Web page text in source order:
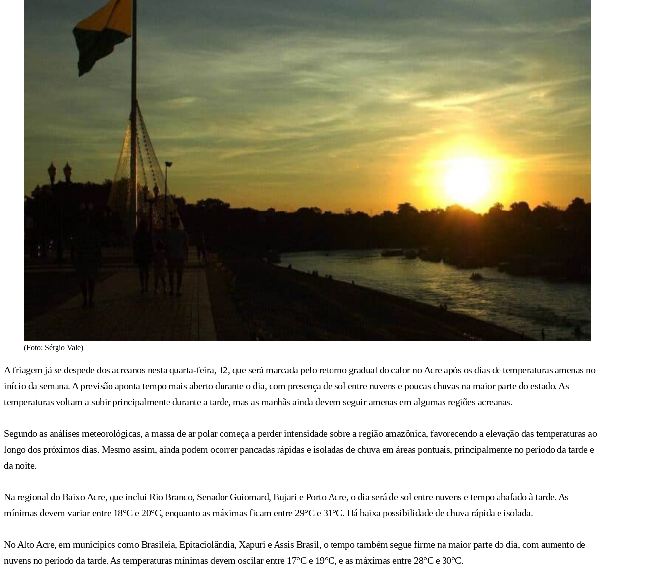
(Foto: Sérgio Vale)
A friagem já se despede dos acreanos nesta quarta-feira, 12, que será marcada pelo retorno gradual do calor no Acre após os dias de temperaturas amenas no
início da semana. A previsão aponta tempo mais aberto durante o dia, com presença de sol entre nuvens e poucas chuvas na maior parte do estado. As
temperaturas voltam a subir principalmente durante a tarde, mas as manhãs ainda devem seguir amenas em algumas regiões acreanas.
Segundo as análises meteorológicas, a massa de ar polar começa a perder intensidade sobre a região amazônica, favorecendo a elevação das temperaturas ao
longo dos próximos dias. Mesmo assim, ainda podem ocorrer pancadas rápidas e isoladas de chuva em áreas pontuais, principalmente no período da tarde e
da noite.
Na regional do Baixo Acre, que inclui Rio Branco, Senador Guiomard, Bujari e Porto Acre, o dia será de sol entre nuvens e tempo abafado à tarde. As
mínimas devem variar entre 18°C e 20°C, enquanto as máximas ficam entre 29°C e 31°C. Há baixa possibilidade de chuva rápida e isolada.
No Alto Acre, em municípios como Brasileia, Epitaciolândia, Xapuri e Assis Brasil, o tempo também segue firme na maior parte do dia, com aumento de
nuvens no período da tarde. As temperaturas mínimas devem oscilar entre 17°C e 19°C, e as máximas entre 28°C e 30°C.